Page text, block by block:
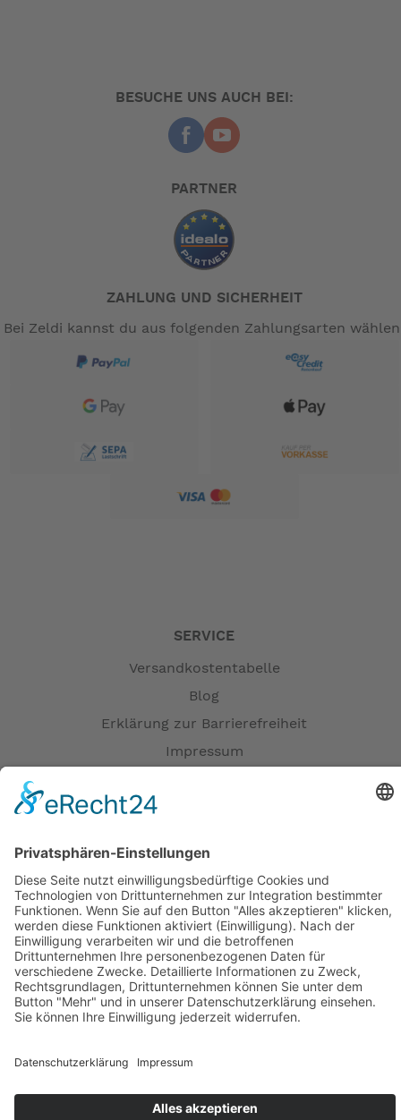
BESUCHE UNS AUCH BEI:
PARTNER
ZAHLUNG UND SICHERHEIT
Bei Zeldi kannst du aus folgenden Zahlungsarten
SERVICE
Versandkostentabelle
Blog
Erklärung zur Barrierefreiheit
Impressum
Versandpartner
Öffnungszeiten
Verfügbarkeit
Größenrechner (Umlaufmaß)
Datenschutz
Fernabsatz
Rücknahme (Zelte)
Widerrufsrecht
Widerrufsrecht bei Reparaturen
Ergänzende Allgemeine Geschäftsbedingungen zum